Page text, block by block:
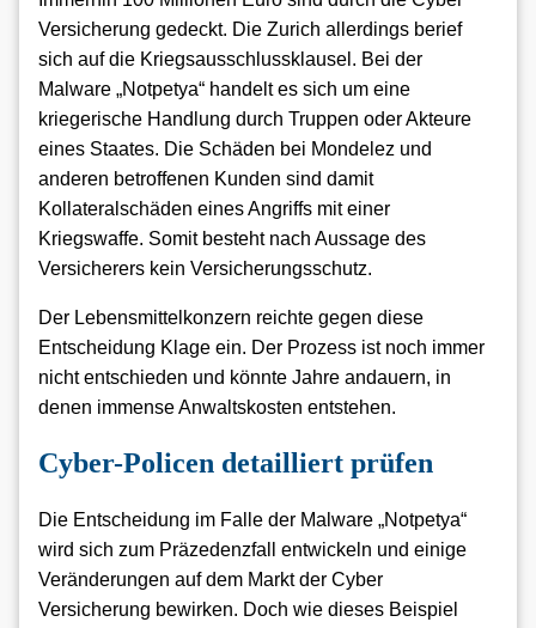
Versicherung gedeckt. Die Zurich allerdings berief
sich auf die Kriegsausschlussklausel. Bei der
Malware „Notpetya“ handelt es sich um eine
kriegerische Handlung durch Truppen oder Akteure
eines Staates. Die Schäden bei Mondelez und
anderen betroffenen Kunden sind damit
Kollateralschäden eines Angriffs mit einer
Kriegswaffe. Somit besteht nach Aussage des
Versicherers kein Versicherungsschutz.
Der Lebensmittelkonzern reichte gegen diese
Entscheidung Klage ein. Der Prozess ist noch immer
nicht entschieden und könnte Jahre andauern, in
denen immense Anwaltskosten entstehen.
Cyber-Policen detailliert prüfen
Die Entscheidung im Falle der Malware „Notpetya“
wird sich zum Präzedenzfall entwickeln und einige
Veränderungen auf dem Markt der Cyber
Versicherung bewirken. Doch wie dieses Beispiel